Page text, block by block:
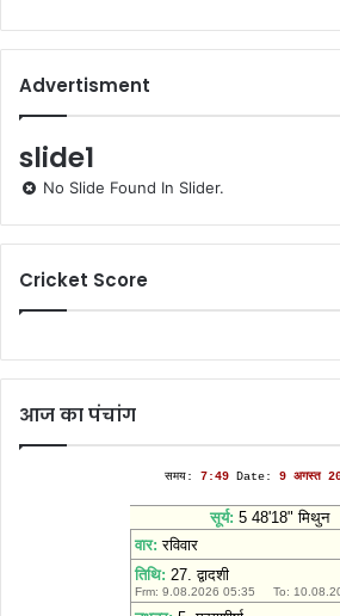
Advertisment
slide1
No Slide Found In Slider.
Cricket Score
आज का पंचांग